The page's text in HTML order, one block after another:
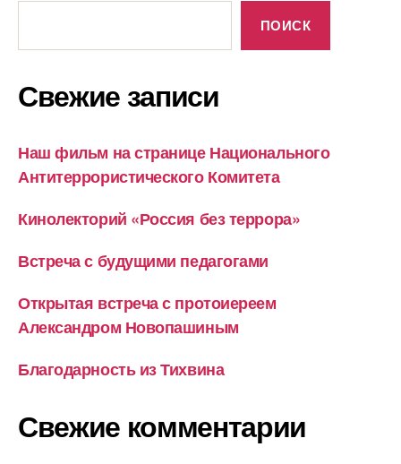
ПОИСК
Свежие записи
Наш фильм на странице Национального
Антитеррористического Комитета
Кинолекторий «Россия без террора»
Встреча с будущими педагогами
Открытая встреча с протоиереем
Александром Новопашиным
Благодарность из Тихвина
Свежие комментарии